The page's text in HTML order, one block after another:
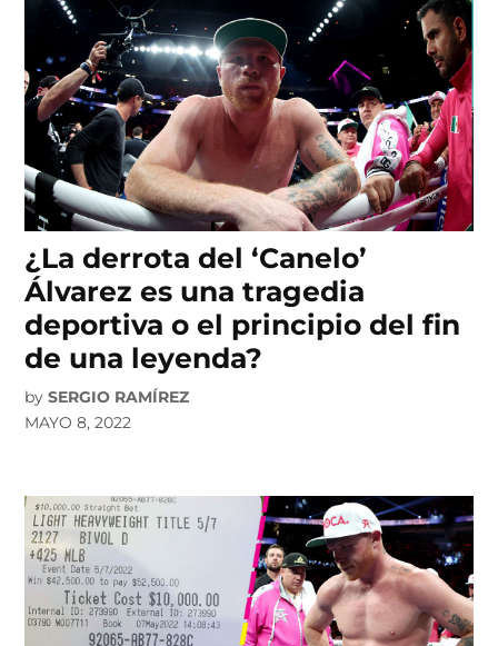
¿La derrota del ‘Canelo’
Álvarez es una tragedia
deportiva o el principio del fin
de una leyenda?
by SERGIO RAMÍREZ
MAYO 8, 2022